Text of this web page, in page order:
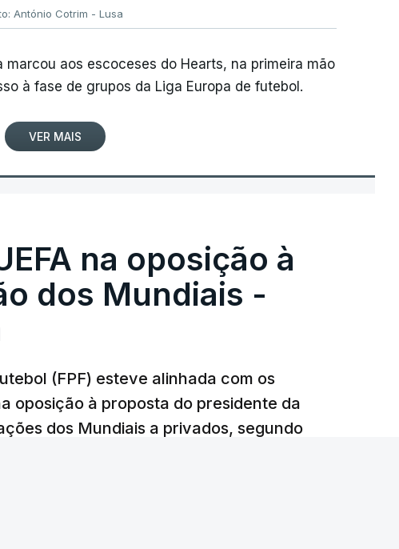
António Cotrim - Lusa
marcou aos escoceses do Hearts, na primeira mão
à fase de grupos da Liga Europa de futebol.
VER MAIS
na oposição à
dos Mundiais -
(FPF) esteve alinhada com os
oposição à proposta do presidente da
dos Mundiais a privados, segundo